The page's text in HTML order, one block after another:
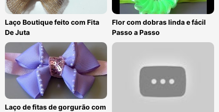
Laço Boutique feito com Fita
De Juta
Flor com dobras linda e fácil
Passo a Passo
Laço de fitas de gorgurão com